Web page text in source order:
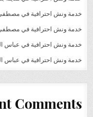
خدمة ونش احترافية في مصطفى
خدمة ونش احترافية في مصطفى
خدمة ونش احترافية في عباس
خدمة ونش احترافية في عباس
Comments